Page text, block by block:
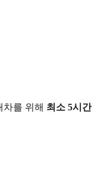
를 위해 최소 5시간